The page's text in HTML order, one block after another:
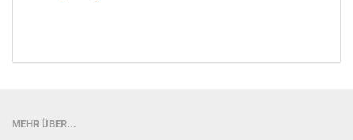
MEHR ÜBER...